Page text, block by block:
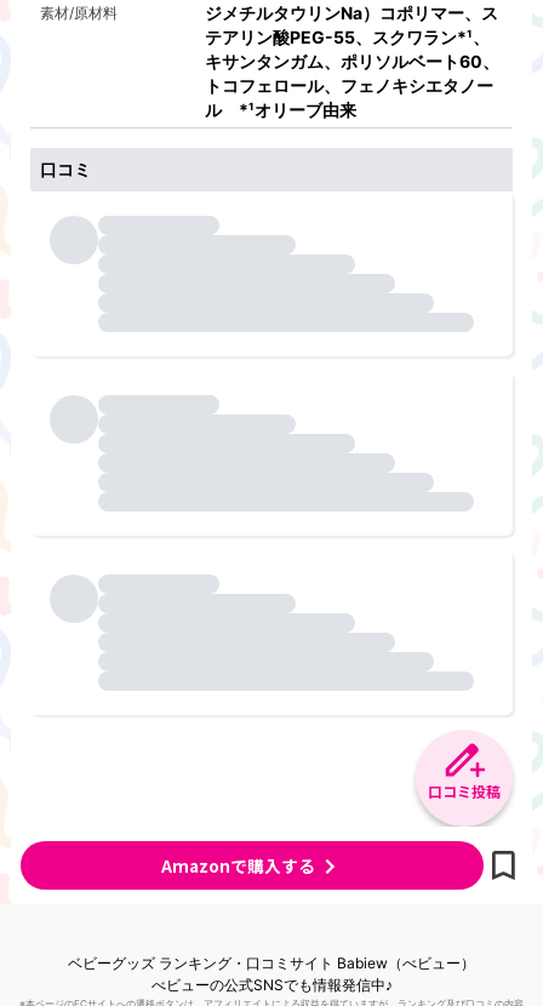
素材/原材料
ジメチルタウリンNa）コポリマー、ス
テアリン酸PEG-55、スクワラン*¹、
キサンタンガム、ポリソルベート60、
トコフェロール、フェノキシエタノー
ル *¹オリーブ由来
口コミ
口コミ投稿
Amazonで購入する
ベビーグッズ ランキング・口コミサイト Babiew（べビュー）
べビューの公式SNSでも情報発信中♪
※本ページのECサイトへの遷移ボタンは、アフィリエイトによる収益を得ていますが、ランキング及び口コミの内容